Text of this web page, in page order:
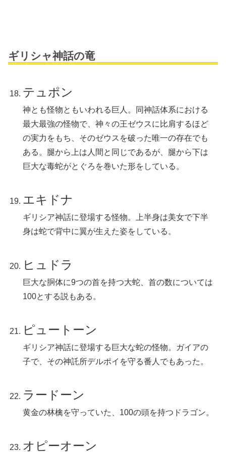
ギリシャ神話の竜
テュポン
神とも怪物ともいわれる巨人。同神話体系における
最大最強の怪物で、神々の王ゼウスに比肩するほど
の実力をもち、そのゼウスを破った唯一の存在でも
ある。腿から上は人間と同じであるが、腿から下は
巨大な毒蛇がとぐろを巻いた形をしている。
エキドナ
ギリシア神話に登場する怪物。上半身は美女で下半
身は蛇で背中に翼が生えた姿をしている。
ヒュドラ
巨大な胴体に9つの首を持つ大蛇、首の数については
100とする説もある。
ピュートーン
ギリシア神話に登場する巨大な蛇の怪物。ガイアの
子で、その神託所デルポイを守る番人でもあった。
ラードーン
黄金の林檎を守っていた、100の頭を持つドラゴン。
オピーオーン